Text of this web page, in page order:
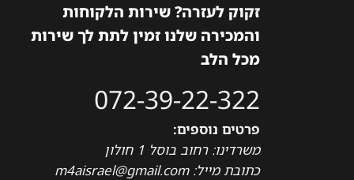
זקוק לעזרה? שירות הלקוחות
והמכירה שלנו זמין לתת לך שירות
מכל הלב
072-39-22-322
פרטים נוספים:
משרדינו: רחוב בוסל 1 חולון
כתובת מייל: m4aisrael@gmail.com